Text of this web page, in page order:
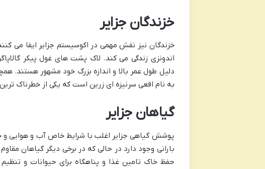
خزندگان جزایر
خزندگان نیز نقش مهمی در اکوسیستم جزایر ایفا می
اندونزی زندگی می کند. لاک پشت های غول پیکر
دلیل طول عمر بالا و اندازه بزرگ خود مشهور هستند.
به نام افعی سرنیزه ای زرین است که یکی از خطرناک
گیاهان جزایر
پوشش گیاهی جزایر اغلب با شرایط خاص آب و هوایی و
بارانی وجود دارد در حالی که در برخی دیگر گیاهان
حفظ خاک تامین غذا و پناهگاه برای حیوانات و